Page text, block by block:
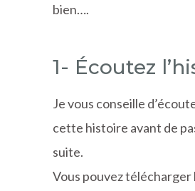
bien….
1- Écoutez
Je vous conseille
cette histoire avant de
suite.
Vous pouvez télécharger